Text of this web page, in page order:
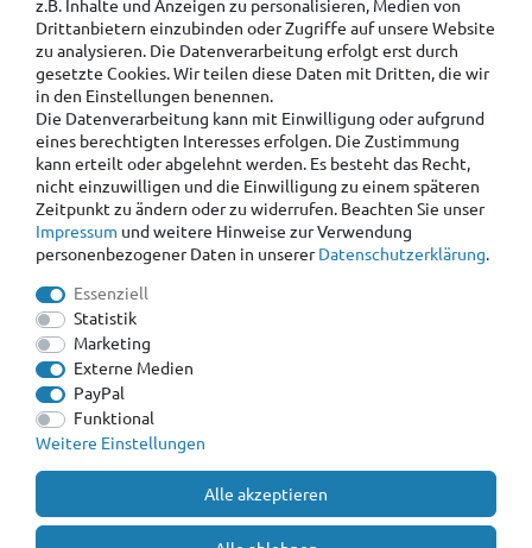
z.B. Inhalte und Anzeigen zu personalisieren, Medien von
Drittanbietern einzubinden oder Zugriffe auf unsere Website
zu analysieren. Die Datenverarbeitung erfolgt erst durch
gesetzte Cookies. Wir teilen diese Daten mit Dritten, die wir
in den Einstellungen benennen.
Die Datenverarbeitung kann mit Einwilligung oder aufgrund
eines berechtigten Interesses erfolgen. Die Zustimmung
kann erteilt oder abgelehnt werden. Es besteht das Recht,
nicht einzuwilligen und die Einwilligung zu einem späteren
Zeitpunkt zu ändern oder zu widerrufen. Beachten Sie unser
Impressum und weitere Hinweise zur Verwendung
personenbezogener Daten in unsererDaten­schutz­erklärung.
Essenziell
Statistik
Marketing
Externe Medien
PayPal
Funktional
Weitere Einstellungen
Alle akzeptieren